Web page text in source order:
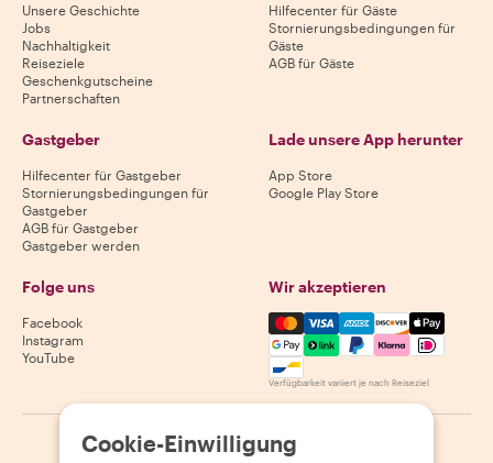
Unsere Geschichte
Jobs
Nachhaltigkeit
Reiseziele
Geschenkgutscheine
Partnerschaften
Hilfecenter für Gäste
Stornierungsbedingungen für
Gäste
AGB für Gäste
Gastgeber
Hilfecenter für Gastgeber
Stornierungsbedingungen für
Gastgeber
AGB für Gastgeber
Gastgeber werden
Lade unsere App herunter
App Store
Google Play Store
Folge uns
Facebook
Instagram
YouTube
Wir akzeptieren
Mastercard, Visa, Amex,
Verfügbarkeit variiert je nach Reiseziel
2026 Withlocals.com | Datenschutzerklärung
Cookie-Einwilligung